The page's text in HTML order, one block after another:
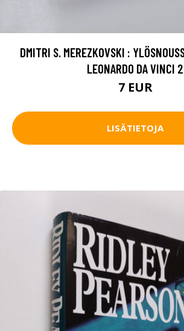
DMITRI S. MEREZKOVSKI :
LEONARDO DA VINCI 2
7 EUR
LISÄTIETOJA